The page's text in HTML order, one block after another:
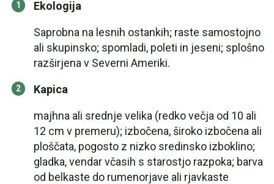
Ekologija
Saprobna na lesnih ostankih; raste samostojno
ali skupinsko; spomladi, poleti in jeseni; splošno
razširjena v Severni Ameriki.
Kapica
majhna ali srednje velika (redko večja od 10 ali
12 cm v premeru); izbočena, široko izbočena ali
ploščata, pogosto z nizko sredinsko izboklino;
gladka, vendar včasih s starostjo razpoka; barva
od belkaste do rumenorjave ali rjavkaste